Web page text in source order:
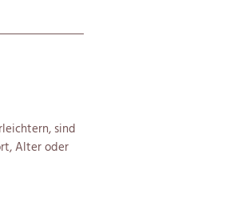
sind
Alter oder